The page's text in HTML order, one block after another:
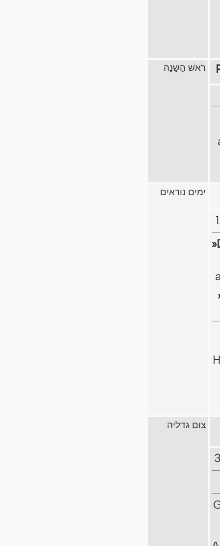
רֹאֹשׁ הַשָּׁנָה
ימים נוראים
צום גדליה